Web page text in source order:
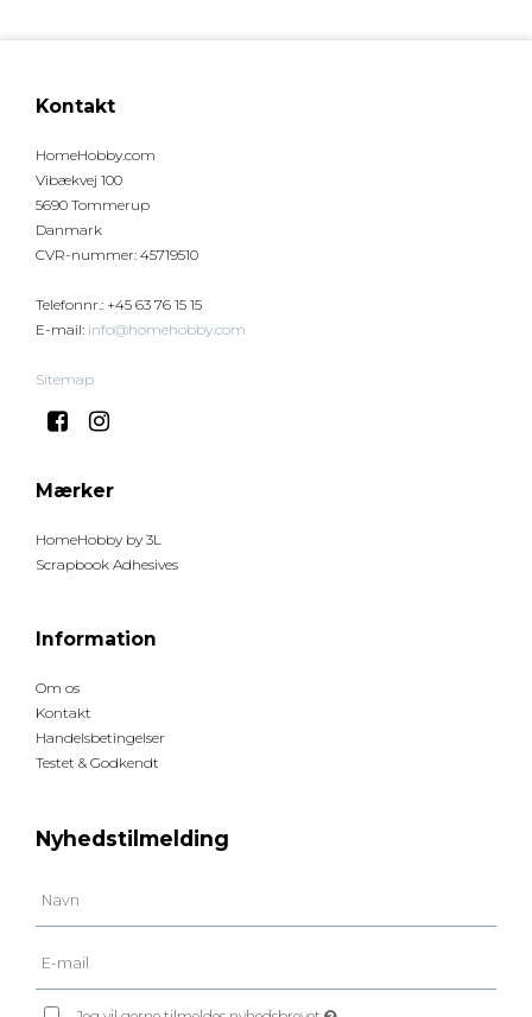
Kontakt
HomeHobby.com
Vibækvej 100
5690 Tommerup
Danmark
CVR-nummer: 45719510
Telefonnr.: +45 63 76 15 15
E-mail: info@homehobby.com
Sitemap
Mærker
HomeHobby by 3L
Scrapbook Adhesives
Information
Om os
Kontakt
Handelsbetingelser
Testet & Godkendt
Nyhedstilmelding